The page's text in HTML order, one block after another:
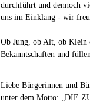
durchführt und dennoch
uns im Einklang - wir
Ob Jung, ob Alt, ob Klein
Bekanntschaften und
Liebe Bürgerinnen und
unter dem Motto: „DIE